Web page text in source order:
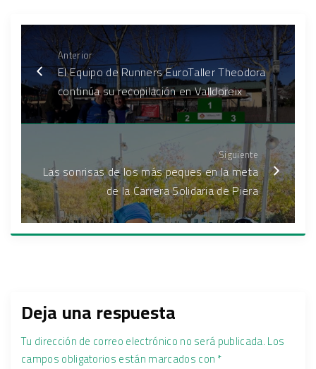
Anterior
El Equipo de Runners EuroTaller Theodora
continúa su recopilación en Valldoreix
Siguiente
Las sonrisas de los más peques en la meta
de la Carrera Solidaria de Piera
Deja una respuesta
Tu dirección de correo electrónico no será publicada.Los
campos obligatorios están marcados con*